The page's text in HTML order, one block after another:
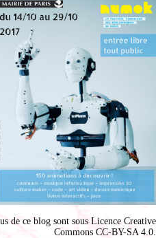
de ce blog sont sous Licence Creative
Commons CC-BY-SA 4.0